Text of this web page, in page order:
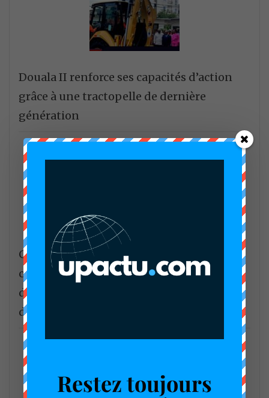
Douala II renforce ses capacités d’action
grâce à une tractopelle de dernière
génération
CDPM : les administrateurs valident les
comptes et donnent un coup
d’accélérateur aux projets de
développement halieutique
Restez toujours